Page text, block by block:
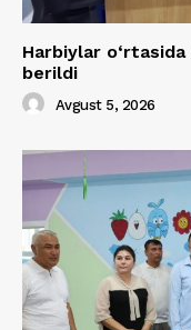
Harbiylar
berildi
Avgust 5, 2026